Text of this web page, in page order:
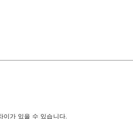
가 있을 수 있습니다.